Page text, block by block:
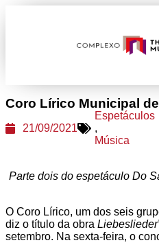
Coro Lírico Municipal
21/09/2021
Espetáculos
,
Música
Parte dois do espetáculo Do
O Coro Lírico, um dos seis
diz o título da obra
setembro. Na sexta-feira, o